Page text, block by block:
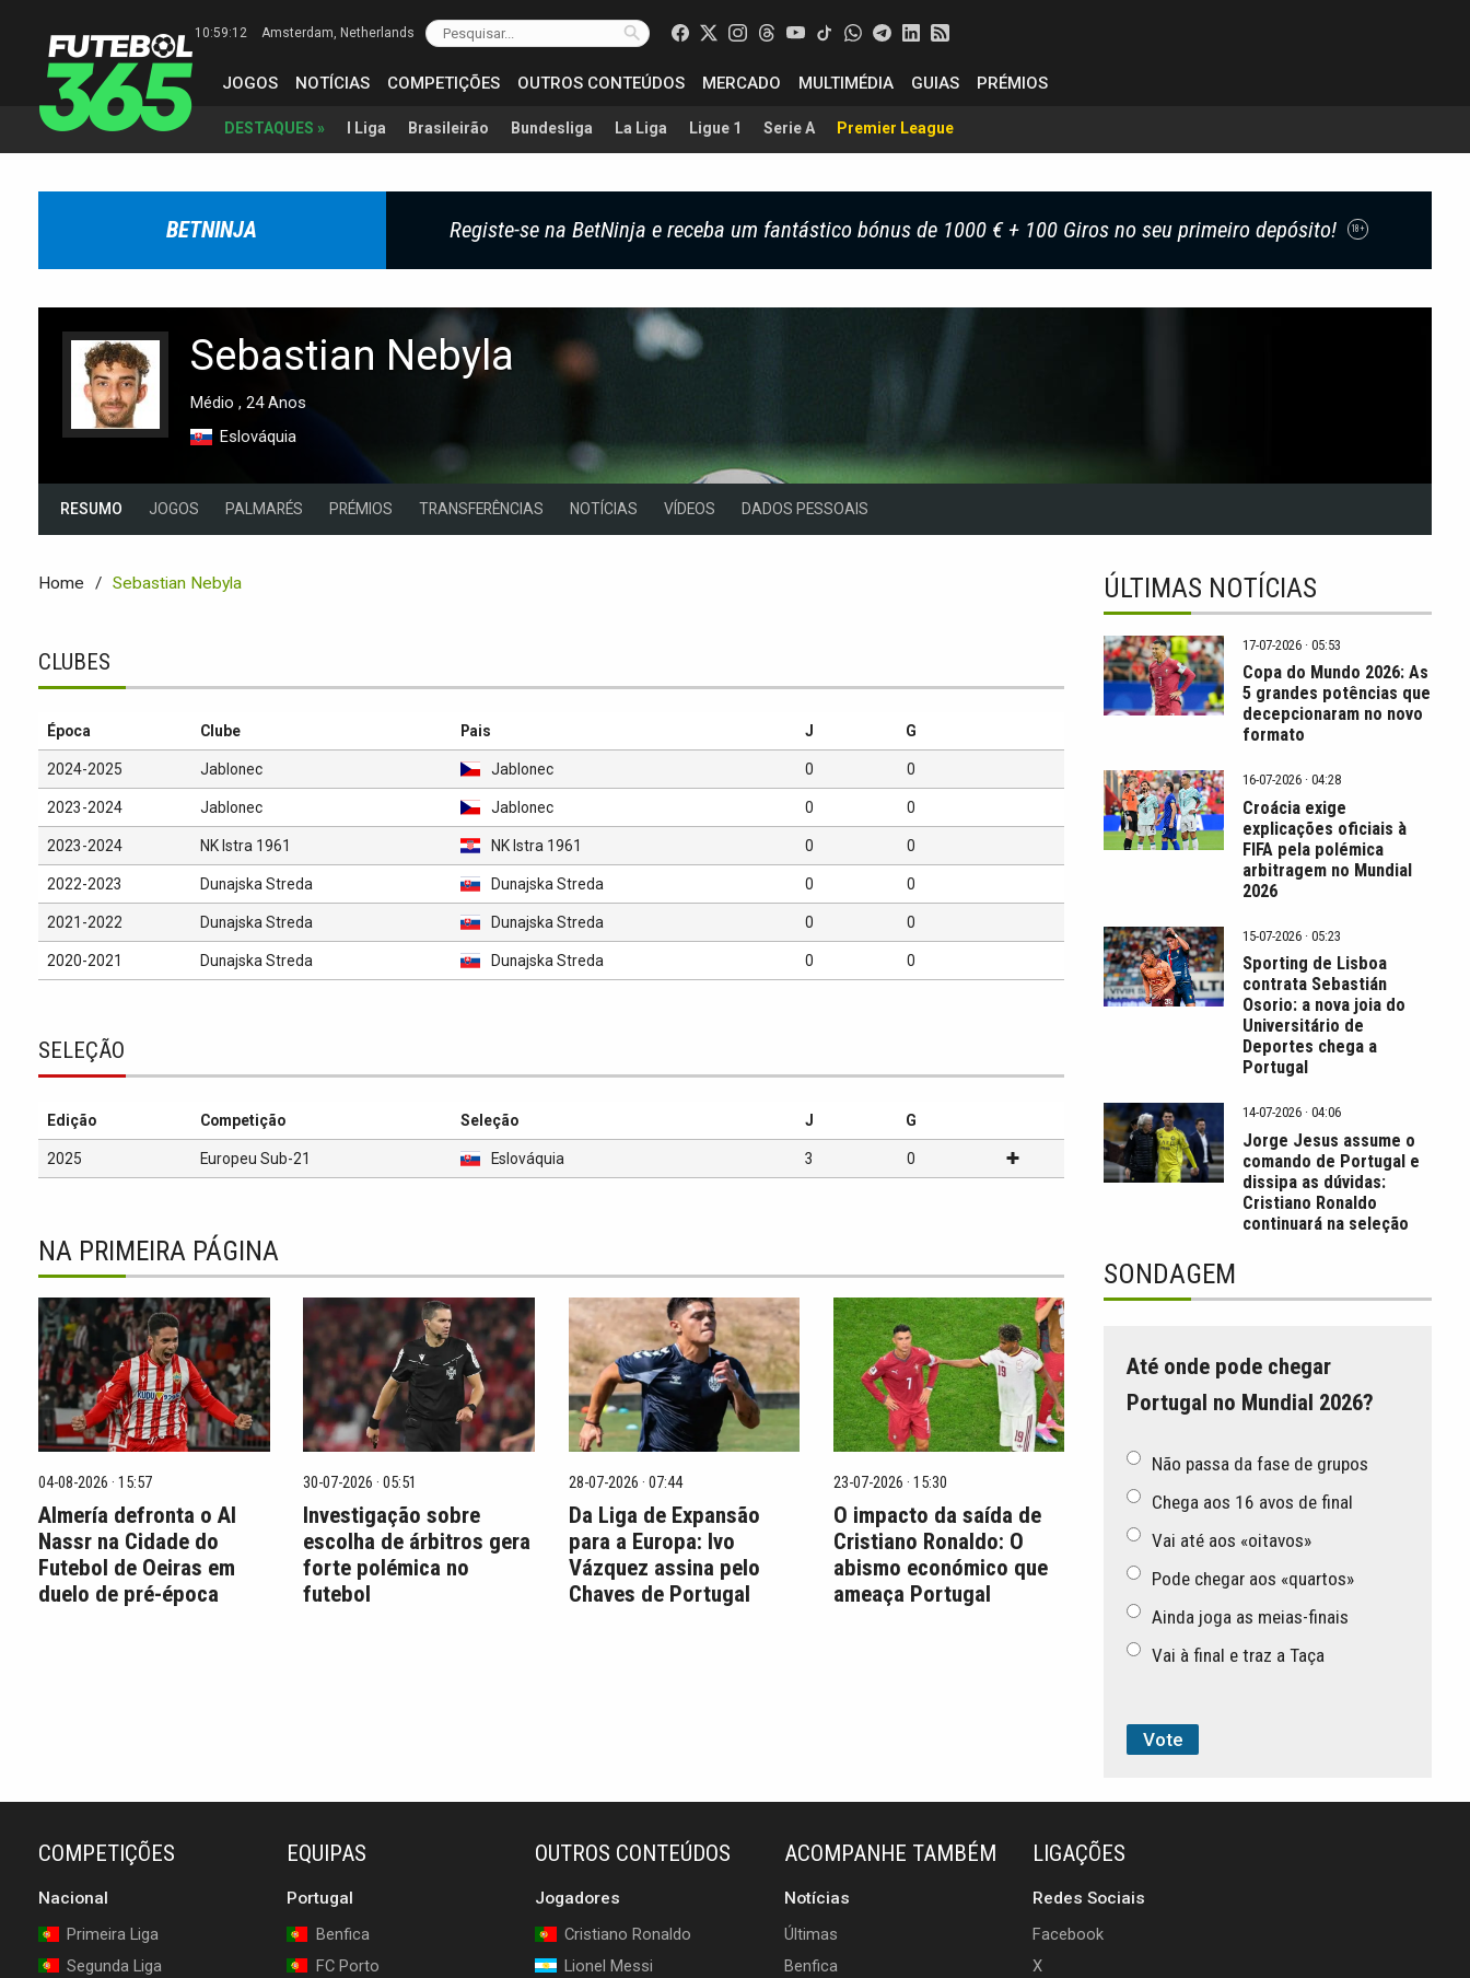
10:59:13 Amsterdam, Netherlands
JOGOS NOTÍCIAS COMPETIÇÕES OUTROS CONTEÚDOS MERCADO MULTIMÉDIA GUIAS PRÉMIOS
DESTAQUES » I Liga Brasileirão Bundesliga La Liga Ligue 1 Serie A Premier League
BETNINJA Registe-se na BetNinja e receba um fantástico bónus de 1000 € + 100 Giros no seu primeiro depósito! 18+
Sebastian Nebyla
Médio , 24 Anos
Eslováquia
RESUMO JOGOS PALMARÉS PRÉMIOS TRANSFERÊNCIAS NOTÍCIAS VÍDEOS DADOS PESSOAIS
Home Sebastian Nebyla
CLUBES
Época Clube Pais J G
2024-2025 Jablonec Jablonec 0 0
2023-2024 Jablonec Jablonec 0 0
2023-2024 NK Istra 1961 NK Istra 1961 0 0
2022-2023 Dunajska Streda Dunajska Streda 0 0
2021-2022 Dunajska Streda Dunajska Streda 0 0
2020-2021 Dunajska Streda Dunajska Streda 0 0
SELEÇÃO
Edição Competição Seleção J G
2025 Europeu Sub-21 Eslováquia 3 0
NA PRIMEIRA PÁGINA
04-08-2026 · 15:57
Almería defronta o Al
Nassr na Cidade do
Futebol de Oeiras em
duelo de pré-época
30-07-2026 · 05:51
Investigação sobre
escolha de árbitros gera
forte polémica no
futebol
28-07-2026 · 07:44
Da Liga de Expansão
para a Europa: Ivo
Vázquez assina pelo
Chaves de Portugal
23-07-2026 · 15:30
O impacto da saída de
Cristiano Ronaldo: O
abismo económico que
ameaça Portugal
ÚLTIMAS NOTÍCIAS
17-07-2026 · 05:53
Copa do Mundo 2026: As
5 grandes potências que
decepcionaram no novo
formato
16-07-2026 · 04:28
Croácia exige
explicações oficiais à
FIFA pela polémica
arbitragem no Mundial
2026
15-07-2026 · 05:23
Sporting de Lisboa
contrata Sebastián
Osorio: a nova joia do
Universitário de
Deportes chega a
Portugal
14-07-2026 · 04:06
Jorge Jesus assume o
comando de Portugal e
dissipa as dúvidas:
Cristiano Ronaldo
continuará na seleção
SONDAGEM
Até onde pode chegar
Portugal no Mundial 2026?
Não passa da fase de grupos
Chega aos 16 avos de final
Vai até aos «oitavos»
Pode chegar aos «quartos»
Ainda joga as meias-finais
Vai à final e traz a Taça
COMPETIÇÕES
Nacional
Primeira Liga
Segunda Liga
EQUIPAS
Portugal
Benfica
FC Porto
OUTROS CONTEÚDOS
Jogadores
Cristiano Ronaldo
Lionel Messi
ACOMPANHE TAMBÉM
Notícias
Últimas
Benfica
LIGAÇÕES
Redes Sociais
Facebook
X